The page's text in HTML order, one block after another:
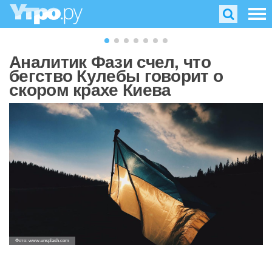
Аналитик Фази счел, что
бегство Кулебы говорит о
скором крахе Киева
Фото: www.unsplash.com